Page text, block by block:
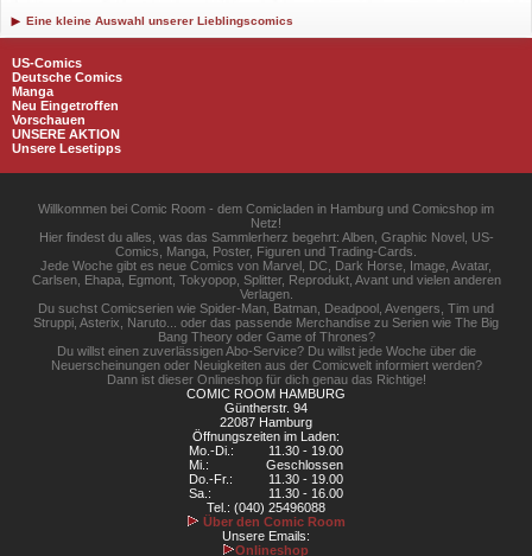
Eine kleine Auswahl unserer Lieblingscomics
US-Comics
Deutsche Comics
Manga
Neu Eingetroffen
Vorschauen
UNSERE AKTION
Unsere Lesetipps
Willkommen bei Comic Room - dem Comicladen in Hamburg und Comicshop im
Netz!
Hier findest du alles, was das Sammlerherz begehrt: Alben, Graphic Novel, US-
Comics, Manga, Poster, Figuren und Trading-Cards.
Jede Woche gibt es neue Comics von Marvel, DC, Dark Horse, Image, Avatar,
Carlsen, Ehapa, Egmont, Tokyopop, Splitter, Reprodukt, Avant und vielen anderen
Verlagen.
Du suchst Comicserien wie Spider-Man, Batman, Deadpool, Avengers, Tim und
Struppi, Asterix, Naruto... oder das passende Merchandise zu Serien wie The Big
Bang Theory oder Game of Thrones?
Du willst einen zuverlässigen Abo-Service? Du willst jede Woche über die
Neuerscheinungen oder Neuigkeiten aus der Comicwelt informiert werden?
Dann ist dieser Onlineshop für dich genau das Richtige!
COMIC ROOM HAMBURG
Güntherstr. 94
22087 Hamburg
Öffnungszeiten im Laden:
Mo.-Di.:
11.30 - 19.00
Mi.:
Geschlossen
Do.-Fr.:
11.30 - 19.00
Sa.:
11.30 - 16.00
Tel.: (040) 25496088
Über den Comic Room
Unsere Emails:
Onlineshop